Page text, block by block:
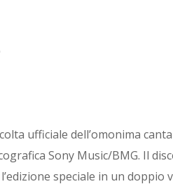
ufficiale dell’omonima
Sony Music/BMG. Il
speciale in un doppio